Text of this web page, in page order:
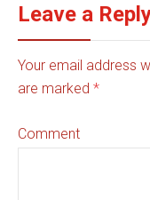
Leave a
Your email address
are marked *
Comment